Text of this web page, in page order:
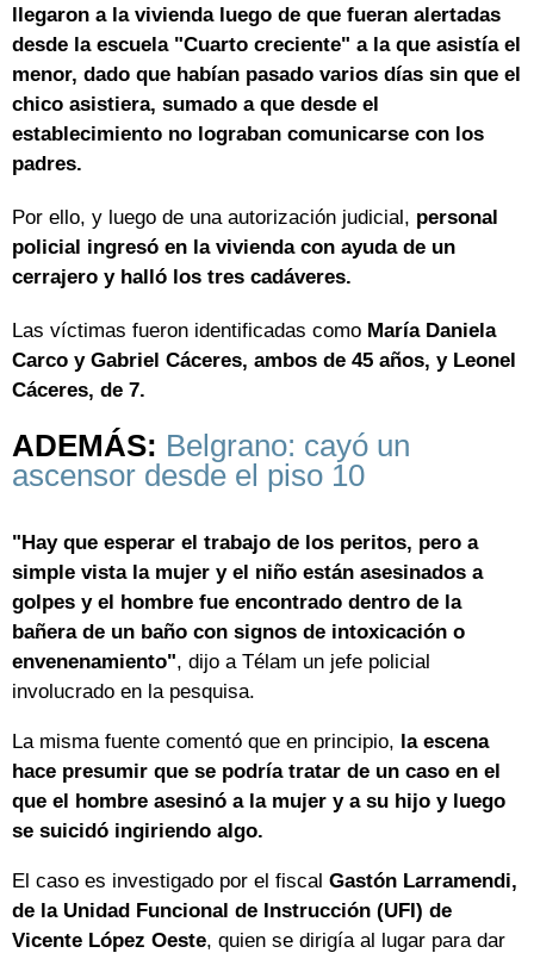
llegaron a la vivienda luego de que fueran alertadas
desde la escuela "Cuarto creciente" a la que asistía el
menor, dado que habían pasado varios días sin que el
chico asistiera, sumado a que desde el
establecimiento no lograban comunicarse con los
padres.
Por ello, y luego de una autorización judicial, personal
policial ingresó en la vivienda con ayuda de un
cerrajero y halló los tres cadáveres.
Las víctimas fueron identificadas como María Daniela
Carco y Gabriel Cáceres, ambos de 45 años, y Leonel
Cáceres, de 7.
ADEMÁS: Belgrano: cayó un
ascensor desde el piso 10
"Hay que esperar el trabajo de los peritos, pero a
simple vista la mujer y el niño están asesinados a
golpes y el hombre fue encontrado dentro de la
bañera de un baño con signos de intoxicación o
envenenamiento", dijo a Télam un jefe policial
involucrado en la pesquisa.
La misma fuente comentó que en principio, la escena
hace presumir que se podría tratar de un caso en el
que el hombre asesinó a la mujer y a su hijo y luego
se suicidó ingiriendo algo.
El caso es investigado por el fiscal Gastón Larramendi,
de la Unidad Funcional de Instrucción (UFI) de
Vicente López Oeste, quien se dirigía al lugar para dar